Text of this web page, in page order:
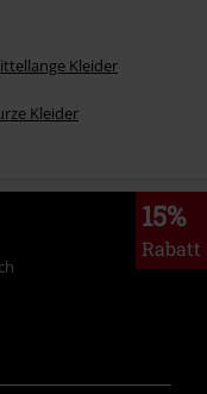
Kleider
Kleider
15%
Rabatt